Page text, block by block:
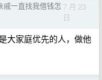
戚一直找我借钱怎 7 月 23
日
大家庭优先的人，做他